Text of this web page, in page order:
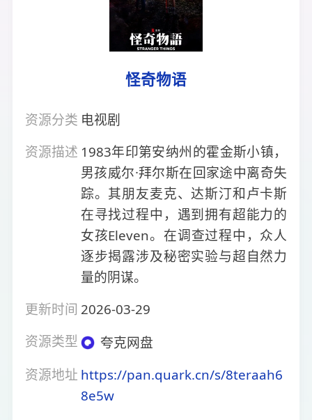
怪奇物语
资源分类 电视剧
资源描述 1983年印第安纳州的霍金斯小镇，
男孩威尔·拜尔斯在回家途中离奇失
踪。其朋友麦克、达斯汀和卢卡斯
在寻找过程中，遇到拥有超能力的
女孩Eleven。在调查过程中，众人
逐步揭露涉及秘密实验与超自然力
量的阴谋。
更新时间 2026-03-29
资源类型
夸克网盘
资源地址 https://pan.quark.cn/s/8teraah6
8e5w